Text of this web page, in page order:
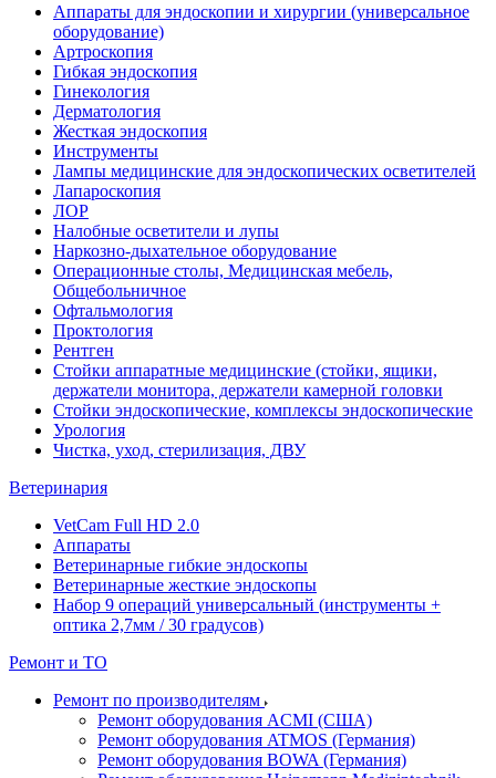
Аппараты для эндоскопии и хирургии (универсальное
оборудование)
Артроскопия
Гибкая эндоскопия
Гинекология
Дерматология
Жесткая эндоскопия
Инструменты
Лампы медицинские для эндоскопических осветителей
Лапароскопия
ЛОР
Налобные осветители и лупы
Наркозно-дыхательное оборудование
Операционные столы, Медицинская мебель,
Общебольничное
Офтальмология
Проктология
Рентген
Стойки аппаратные медицинские (стойки, ящики,
держатели монитора, держатели камерной головки
Стойки эндоскопические, комплексы эндоскопические
Урология
Чистка, уход, стерилизация, ДВУ
Ветеринария
VetCam Full HD 2.0
Аппараты
Ветеринарные гибкие эндоскопы
Ветеринарные жесткие эндоскопы
Набор 9 операций универсальный (инструменты +
оптика 2,7мм / 30 градусов)
Ремонт и ТО
Ремонт по производителям
Ремонт оборудования ACMI (США)
Ремонт оборудования ATMOS (Германия)
Ремонт оборудования BOWA (Германия)